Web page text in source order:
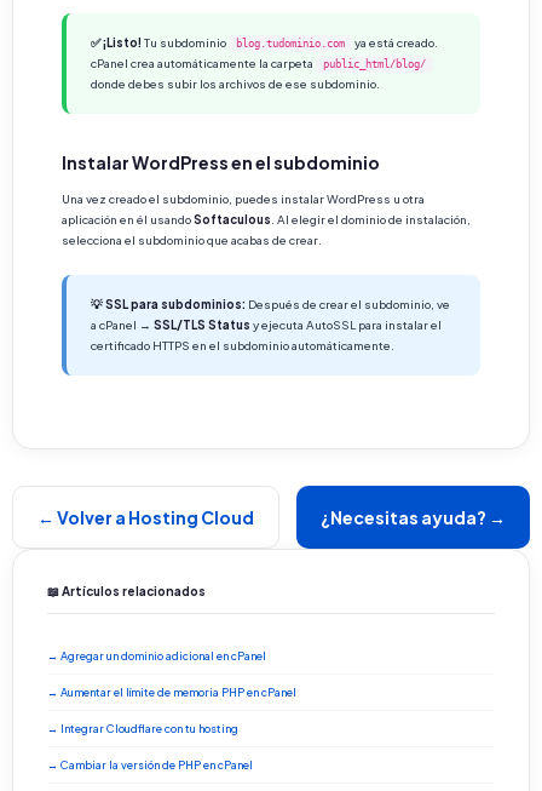
✅ ¡Listo! Tu subdominio blog.tudominio.com
ya está creado.
cPanel crea automáticamente la carpeta
public_html/blog/
donde debes subir los archivos de ese subdominio.
Instalar WordPress en el subdominio
Una vez creado el subdominio, puedes instalar WordPress u otra
aplicación en él usandoSoftaculous . Al elegir el dominio de instalación,
selecciona el subdominio que acabas de crear.
💡 SSL para subdominios: Después de crear el subdominio, ve
a cPanel → SSL/TLS Status y ejecuta AutoSSL para instalar el
certificado HTTPS en el subdominio automáticamente.
← Volver a Hosting Cloud ¿Necesitas ayuda? →
📖 Artículos relacionados
→ Agregar un dominio adicional en cPanel
→ Aumentar el límite de memoria PHP en cPanel
→ Integrar Cloudflare con tu hosting
→ Cambiar la versión de PHP en cPanel